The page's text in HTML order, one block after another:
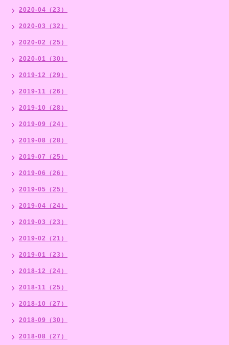
2020-04（23）
2020-03（32）
2020-02（25）
2020-01（30）
2019-12（29）
2019-11（26）
2019-10（28）
2019-09（24）
2019-08（28）
2019-07（25）
2019-06（26）
2019-05（25）
2019-04（24）
2019-03（23）
2019-02（21）
2019-01（23）
2018-12（24）
2018-11（25）
2018-10（27）
2018-09（30）
2018-08（27）